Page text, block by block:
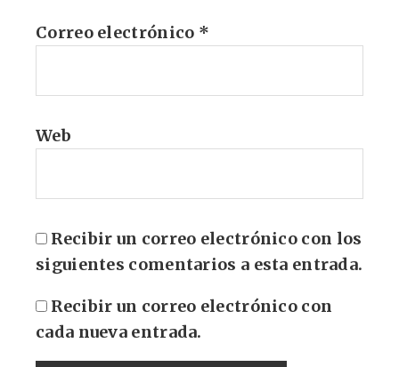
Correo electrónico *
Web
Recibir un correo electrónico con los
siguientes comentarios a esta entrada.
Recibir un correo electrónico con
cada nueva entrada.